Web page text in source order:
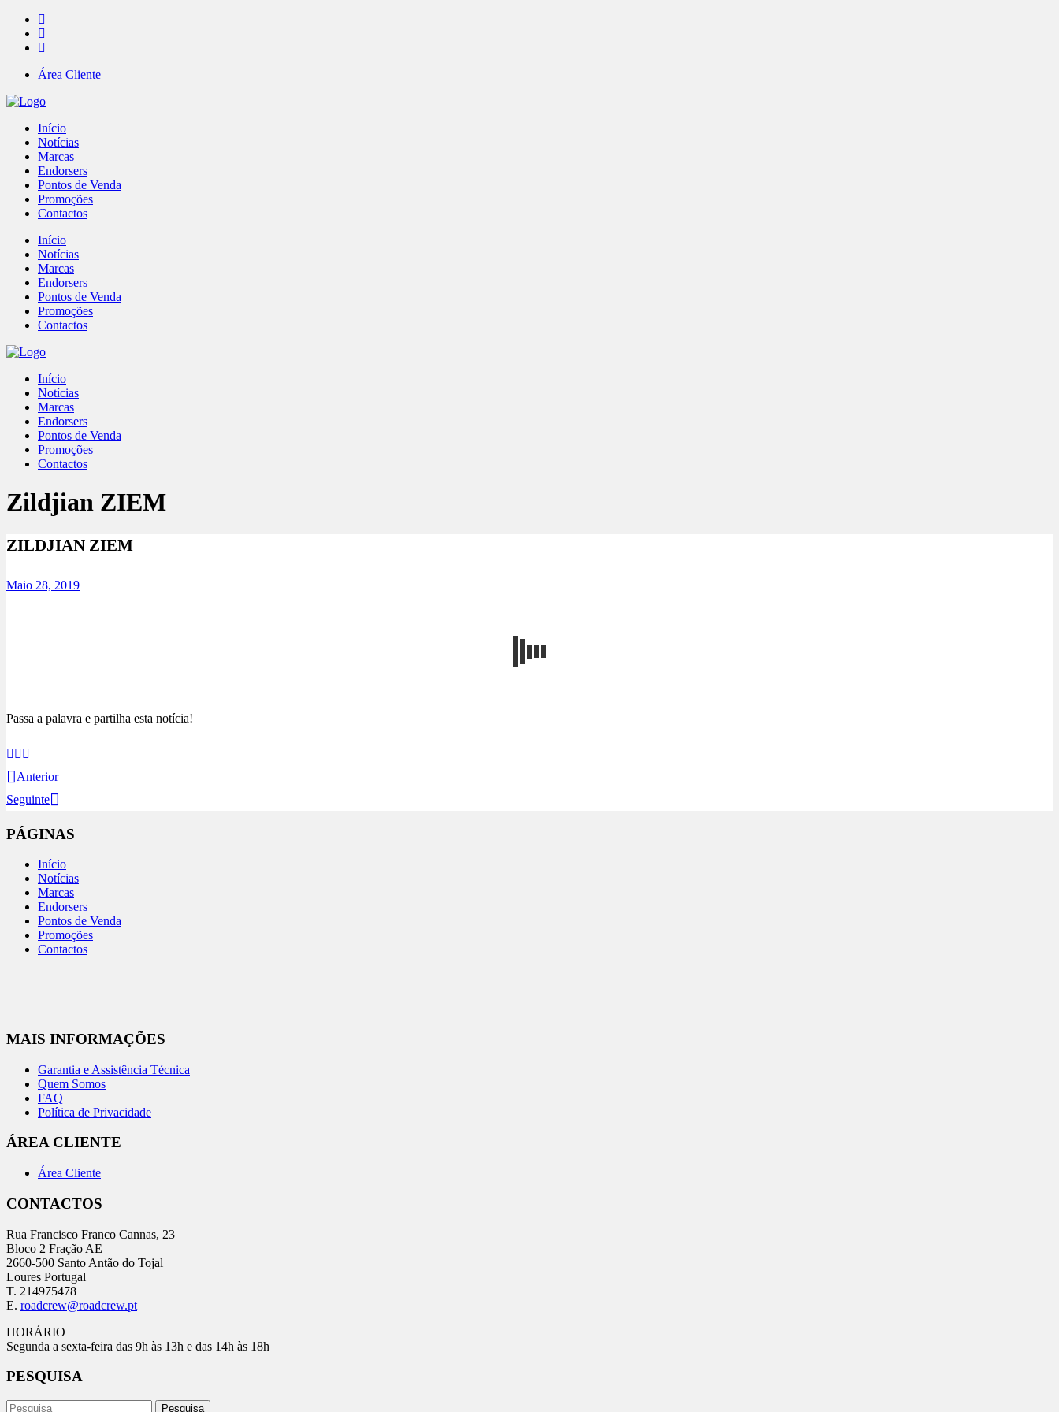
Área Cliente
Início
Notícias
Marcas
Endorsers
Pontos de Venda
Promoções
Contactos
Início
Notícias
Marcas
Endorsers
Pontos de Venda
Promoções
Contactos
Início
Notícias
Marcas
Endorsers
Pontos de Venda
Promoções
Contactos
Zildjian ZIEM
ZILDJIAN ZIEM
Maio 28, 2019
Passa a palavra e partilha esta notícia!
Anterior
Seguinte
PÁGINAS
Início
Notícias
Marcas
Endorsers
Pontos de Venda
Promoções
Contactos
MAIS INFORMAÇÕES
Garantia e Assistência Técnica
Quem Somos
FAQ
Política de Privacidade
ÁREA CLIENTE
Área Cliente
CONTACTOS
Rua Francisco Franco Cannas, 23
Bloco 2 Fração AE
2660-500 Santo Antão do Tojal
Loures Portugal
T. 214975478
E. roadcrew@roadcrew.pt
HORÁRIO
Segunda a sexta-feira das 9h às 13h e das 14h às 18h
PESQUISA